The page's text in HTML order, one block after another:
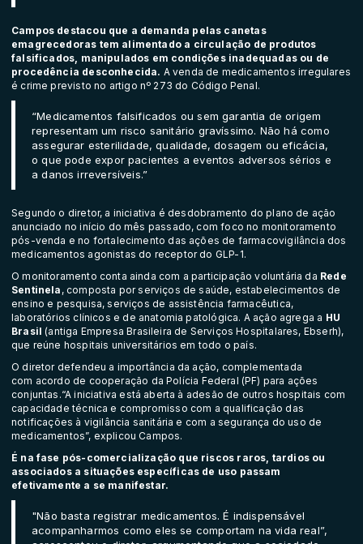
Campos destacou que a demanda pelas canetas
emagrecedoras tem alimentado a circulação de produtos
falsificados, manipulados em condições inadequadas ou de
procedência desconhecida. A venda de medicamentos irregulares
écrime previsto no artigo nº 273 do Código Penal.
“Medicamentos falsificados ou sem garantia de origem
representam um risco sanitário gravíssimo. Não há como
assegurar esterilidade, qualidade, dosagem ou eficácia,
o que pode expor pacientes a eventos adversos sérios e
a danos irreversíveis.”
Segundo o diretor, a iniciativa é desdobramento do plano de ação
anunciado no início do mês passado, com foco no monitoramento
pós-venda e no fortalecimento das ações de farmacovigilância dos
medicamentos agonistas do receptor do GLP-1.
O monitoramento conta ainda com a participação voluntária da Rede
Sentinela , composta por serviços de saúde, estabelecimentos de
ensino e pesquisa, serviços de assistência farmacêutica,
laboratórios clínicos e de anatomia patológica. A ação agrega a HU
Brasil (antiga Empresa Brasileira de Serviços Hospitalares, Ebserh),
que reúne hospitais universitários em todo o país.
O diretor defendeu a importância da ação, complementada
com acordo de cooperação da Polícia Federal (PF) para ações
conjuntas.“A iniciativa está aberta à adesão de outros hospitais com
capacidade técnica e compromisso com a qualificação das
notificações à vigilância sanitária e com a segurança do uso de
medicamentos”, explicou Campos.
É na fase pós-comercialização que riscos raros, tardios ou
associados a situações específicas de uso passam
efetivamente a se manifestar.
"Não basta registrar medicamentos. É indispensável
acompanharmos como eles se comportam na vida real”,